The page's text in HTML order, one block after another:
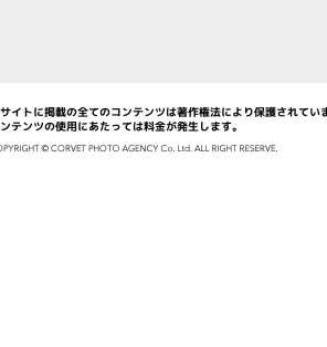
Agency
イトに掲載の全てのコンテンツは著作権法により保護されてい
テンツの使用にあたっては料金が発生します。